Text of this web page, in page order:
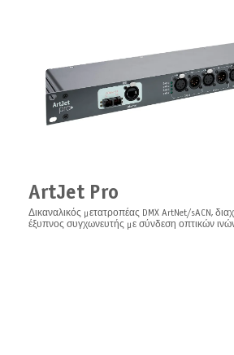
ArtJet Pro
Δικαναλικός μετατροπέας DMX ArtNet/sACN,
έξυπνος συγχωνευτής με σύνδεση οπτικών